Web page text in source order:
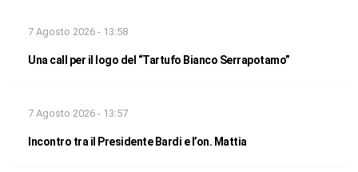
7 Agosto 2026 - 13:58
Una call per il logo del “Tartufo Bianco Serrapotamo”
7 Agosto 2026 - 13:57
Incontro tra il Presidente Bardi e l’on. Mattia